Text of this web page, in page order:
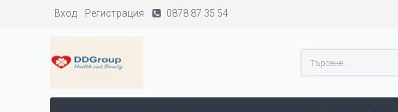
Вход Регистрация 0878 87 35 54